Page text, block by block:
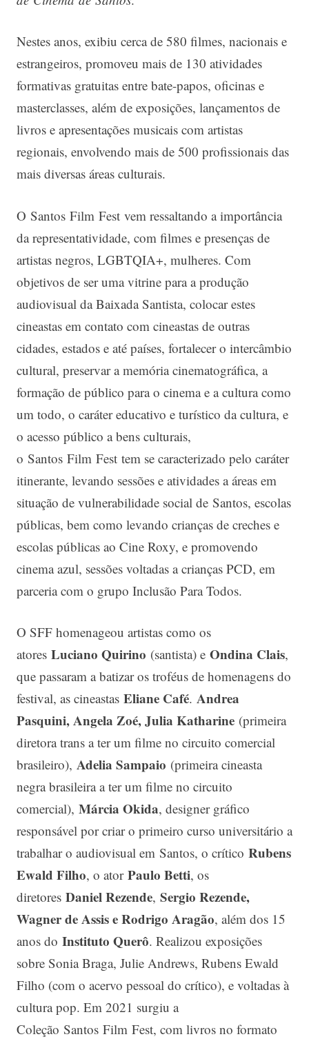
Nestes anos, exibiu cerca de 580 filmes, nacionais e
estrangeiros, promoveu mais de 130 atividades
formativas gratuitas entre bate-papos, oficinas e
masterclasses, além de exposições, lançamentos de
livros e apresentações musicais com artistas
regionais, envolvendo mais de 500 profissionais das
mais diversas áreas culturais.
O Santos Film Fest vem ressaltando a importância
da representatividade, com filmes e presenças de
artistas negros, LGBTQIA+, mulheres. Com
objetivos de ser uma vitrine para a produção
audiovisual da Baixada Santista, colocar estes
cineastas em contato com cineastas de outras
cidades, estados e até países, fortalecer o intercâmbio
cultural, preservar a memória cinematográfica, a
formação de público para o cinema e a cultura como
um todo, o caráter educativo e turístico da cultura, e
o acesso público a bens culturais,
o Santos Film Fest tem se caracterizado pelo caráter
itinerante, levando sessões e atividades a áreas em
situação de vulnerabilidade social de Santos, escolas
públicas, bem como levando crianças de creches e
escolas públicas ao Cine Roxy, e promovendo
cinema azul, sessões voltadas a crianças PCD, em
parceria com o grupo Inclusão Para Todos.
O SFF homenageou artistas como os
atores Luciano Quirino (santista) e Ondina Clais,
que passaram a batizar os troféus de homenagens do
festival, as cineastas Eliane Café. Andrea
Pasquini, Angela Zoé, Julia Katharine (primeira
diretora trans a ter um filme no circuito comercial
brasileiro), Adelia Sampaio (primeira cineasta
negra brasileira a ter um filme no circuito
comercial), Márcia Okida, designer gráfico
responsável por criar o primeiro curso universitário a
trabalhar o audiovisual em Santos, o crítico Rubens
Ewald Filho, o ator Paulo Betti, os
diretores Daniel Rezende, Sergio Rezende,
Wagner de Assis e Rodrigo Aragão, além dos 15
anos do Instituto Querô. Realizou exposições
sobre Sonia Braga, Julie Andrews, Rubens Ewald
Filho (com o acervo pessoal do crítico), e voltadas à
cultura pop. Em 2021 surgiu a
Coleção Santos Film Fest, com livros no formato